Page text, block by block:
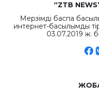
“ZTB
Мерзімді баспа
интернет-басылымды
03.07.2019 ж.